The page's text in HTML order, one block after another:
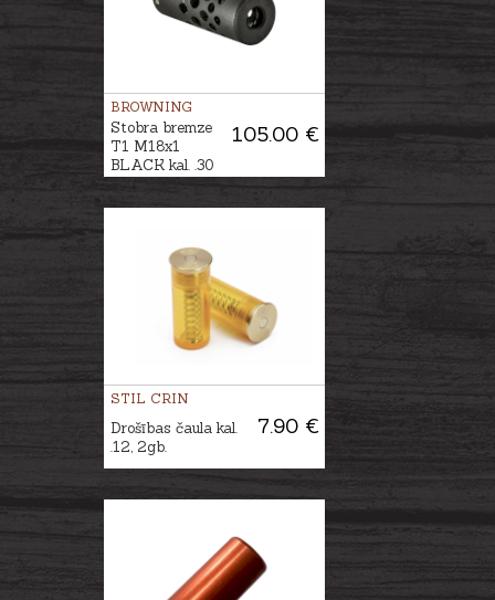
BROWNING
105.00 €
Stobra bremze
T1 M18x1
BLACK kal. .30
STIL CRIN
7.90 €
Drošības čaula kal.
.12, 2gb.